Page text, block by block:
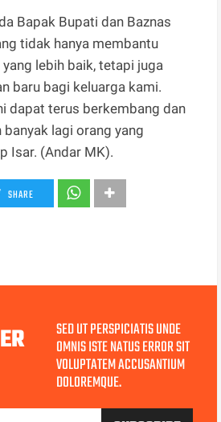
Bapak Bupati dan Baznas
tidak hanya membantu
lebih baik, tetapi juga
baru bagi keluarga kami.
dapat terus berkembang dan
lagi orang yang
Isar. (Andar MK).
SHARE
SED UT PERSPICIATIS UNDE
OMNIS ISTE NATUS ERROR SIT
VOLUPTATEM ACCUSANTIUM
DOLOREMQUE.